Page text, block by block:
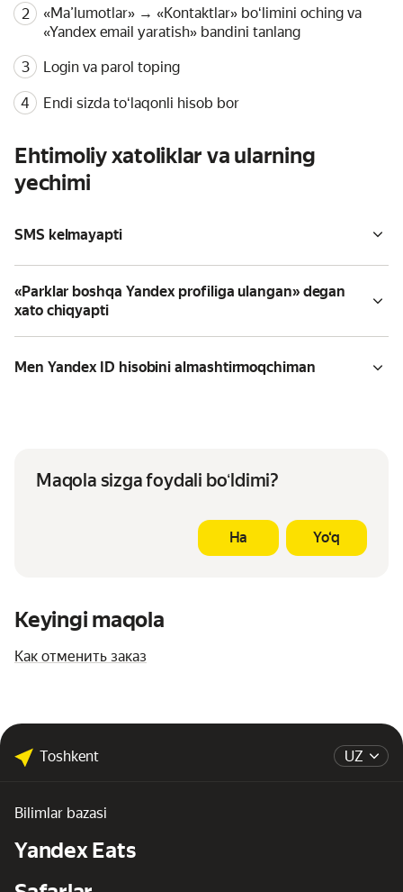
«Maʼlumotlar» → «Kontaktlar» boʻlimini oching va
«Yandex email yaratish» bandini tanlang
Login va parol toping
Endi sizda toʻlaqonli hisob bor
Ehtimoliy xatoliklar va ularning
yechimi
SMS kelmayapti
«Parklar boshqa Yandex profiliga ulangan» degan
xato chiqyapti
Men Yandex ID hisobini almashtirmoqchiman
Maqola sizga foydali boʻldimi?
Ha Yo‘q
Keyingi maqola
Как отменить заказ
UZ
Toshkent
Bilimlar bazasi
Yandex Eats